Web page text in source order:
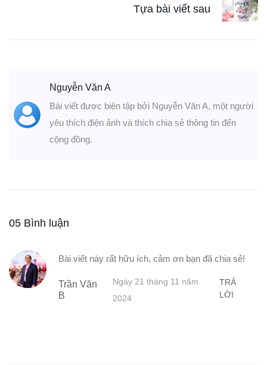
Tựa bài viết sau
Nguyễn Văn A
Bài viết được biên tập bởi Nguyễn Văn A, một người
yêu thích điện ảnh và thích chia sẻ thông tin đến
cộng đồng.
05 Bình luận
Bài viết này rất hữu ích, cảm ơn bạn đã chia sẻ!
Trần Văn
B
Ngày 21 tháng 11 năm
2024
TRẢ
LỜI